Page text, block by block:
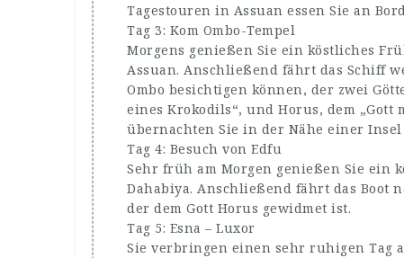
Tagestouren in Assuan essen Sie an
Tag 3: Kom Ombo-Tempel
Morgens genießen Sie ein köstliches
Assuan. Anschließend fährt das Schiff
Ombo besichtigen können, der zwei
eines Krokodils“, und Horus, dem „Gott
übernachten Sie in der Nähe einer
Tag 4: Besuch von Edfu
Sehr früh am Morgen genießen Sie ein
Dahabiya. Anschließend fährt das Boot
der dem Gott Horus gewidmet ist.
Tag 5: Esna – Luxor
Sie verbringen einen sehr ruhigen Tag